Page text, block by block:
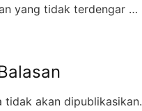
yang tidak terdengar …
tidak akan dipublikasikan.